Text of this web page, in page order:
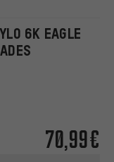
6K EAGLE
70,99€